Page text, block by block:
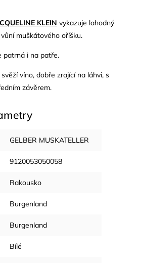
KLEIN vykazuje lahodný
muškátového oříšku.
patrná i na patře.
víno, dobře zrající na láhvi, s
závěrem.
GELBER MUSKATELLER
9120053050058
Rakousko
Burgenland
Burgenland
Bílé